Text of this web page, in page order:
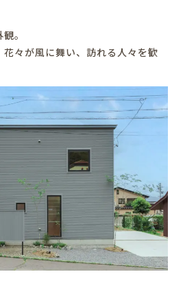
。
々が風に舞い、訪れる人々を歓